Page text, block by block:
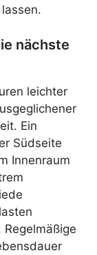
nächste
leichter
Ein
Südseite
Innenraum